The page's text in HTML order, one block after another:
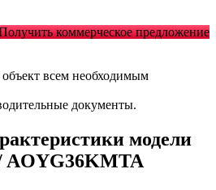
коммерческое предложение
всем необходимым
документы.
модели
AOYG36KMTA